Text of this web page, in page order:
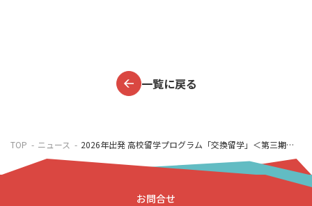
一覧に戻る
TOP ニュース 2026年出発 高校留学プログラム「交換留学」＜第三期出願締切 1月18日(日)まで延長＞
お問合せ